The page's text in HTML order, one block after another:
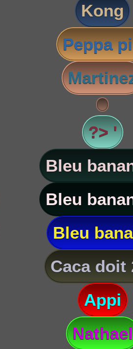
Kong
Peppa
?> '
Bleu
Bleu
Bleu
Caca doit
Appi
Nathael